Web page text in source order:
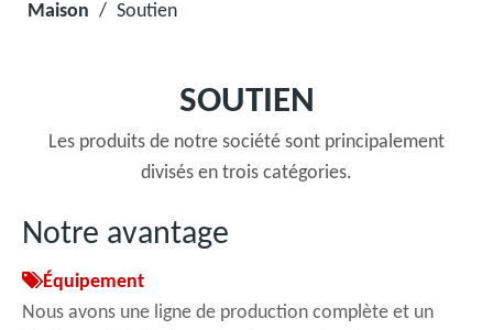
Maison / Soutien
SOUTIEN
Les produits de notre société sont principalement
divisés en trois catégories.
Notre avantage
Équipement
Nous avons une ligne de production complète et un